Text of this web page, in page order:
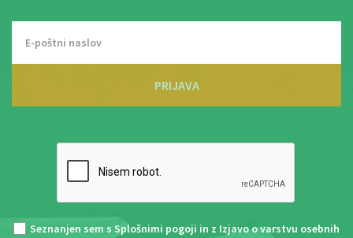
PRIJAVA
Seznanjen sem s Splošnimi pogoji in z Izjavo o varstvu osebnih